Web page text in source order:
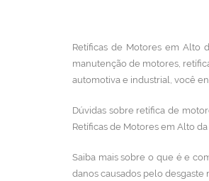
Retíficas de Motores em Alto
manutenção de motores,
automotiva e industrial, você
Dúvidas sobre retífica de
Retíficas de Motores em Alto
Saiba mais sobre o que é e
danos causados pelo desgaste